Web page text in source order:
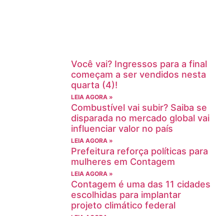
Você vai? Ingressos para a final
começam a ser vendidos nesta
quarta (4)!
LEIA AGORA »
Combustível vai subir? Saiba se
disparada no mercado global vai
influenciar valor no país
LEIA AGORA »
Prefeitura reforça políticas para
mulheres em Contagem
LEIA AGORA »
Contagem é uma das 11 cidades
escolhidas para implantar
projeto climático federal